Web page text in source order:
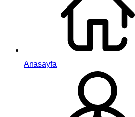
Anasayfa